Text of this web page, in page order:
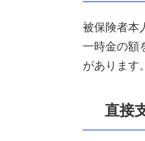
被保険者本
一時金の額
があります。
直接